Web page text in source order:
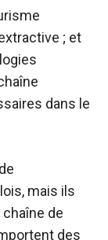
; et
dans le
mais ils
de
des